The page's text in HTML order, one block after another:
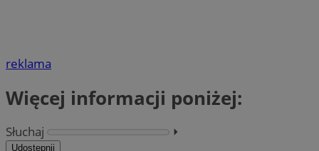
reklama
Więcej informacji poniżej:
Słuchaj ⏵︎
Udostępnij